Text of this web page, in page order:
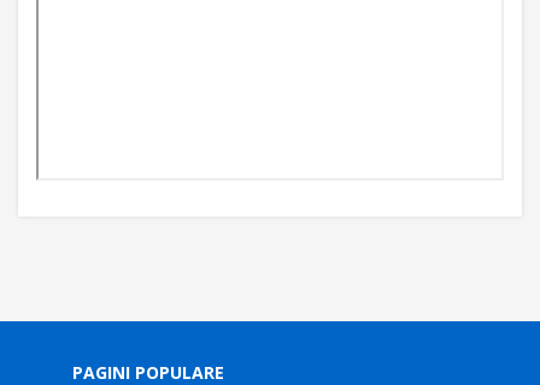
PAGINI POPULARE